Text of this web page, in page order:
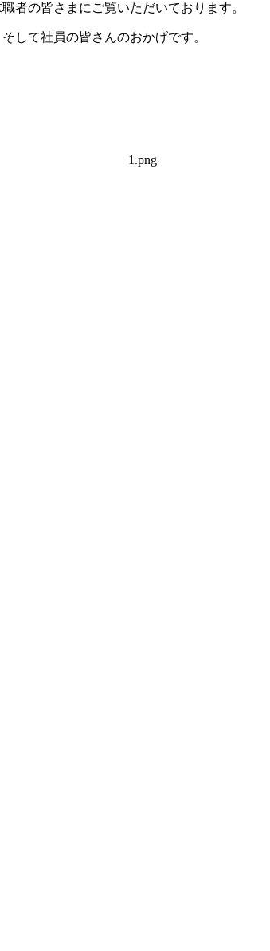
者の皆さまにご覧いただいております。
して社員の皆さんのおかげです。